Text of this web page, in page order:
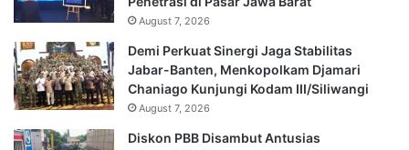
August 7, 2026
Demi Perkuat Sinergi Jaga Stabilitas
Jabar-Banten, Menkopolkam Djamari
Chaniago Kunjungi Kodam III/Siliwangi
August 7, 2026
Diskon PBB Disambut Antusias